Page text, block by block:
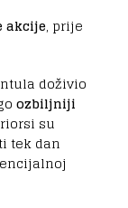
akcije, prije
doživio
ozbiljniji
su
tek dan